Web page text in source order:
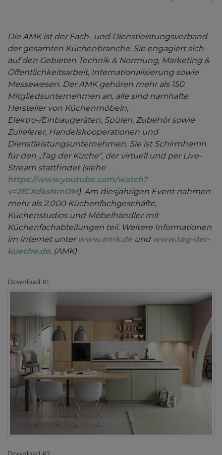
Die AMK ist der Fach- und Dienstleistungsverband
der gesamten Küchenbranche. Sie engagiert sich
auf den Gebieten Technik & Normung, Marketing &
Öffentlichkeitsarbeit, Internationalisierung sowie
Messewesen. Der AMK gehören mehr als 150
Mitgliedsunternehmen an, alle sind namhafte
Hersteller von Küchenmöbeln,
Elektro-/Einbaugeräten, Spülen, Zubehör sowie
Zulieferer, Handelskooperationen und
Dienstleistungsunternehmen. Sie ist Schirmherrin
für den „Tag der Küche“, der virtuell und per Live-
Stream stattfindet (siehe
https://www.youtube.com/watch?
v=2fCXdksNmOM). Am diesjährigen Event nahmen
mehr als 2.000 Küchenfachgeschäfte,
Küchenstudios und Möbelhändler mit
Küchenfachabteilungen teil. Weitere Informationen
im Internet unter www.amk.deund www.tag-der-
kueche.de. (AMK)
Download #1